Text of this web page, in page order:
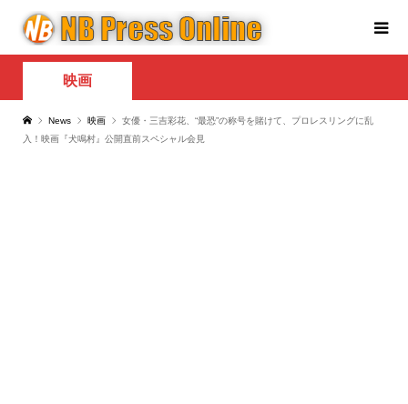
映画
News 映画
女優・三吉彩花、“最恐”の称号を賭けて、プロレスリングに乱
入！映画『犬鳴村』公開直前スペシャル会見